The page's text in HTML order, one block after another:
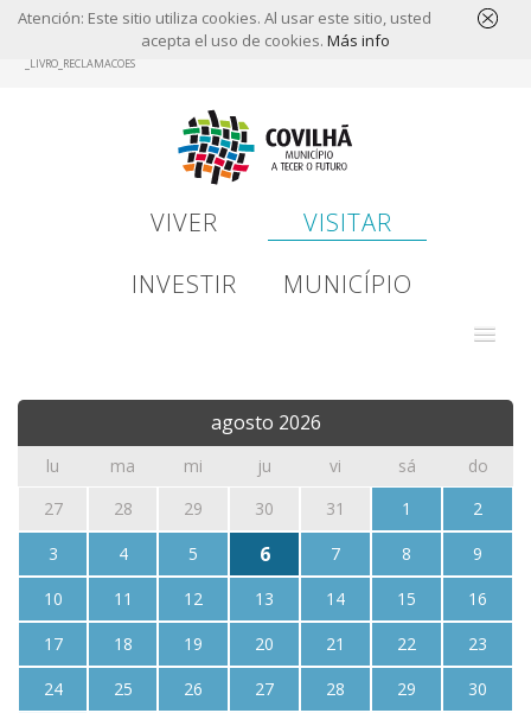
Atención: Este sitio utiliza cookies. Al usar este sitio, usted
acepta el uso de cookies. Más info
_LIVRO_RECLAMACOES
VIVER
VISITAR
INVESTIR
MUNICÍPIO
agosto 2026
lu ma mi ju vi sá
do
27
28 29 30 31 1
2
3
4 5 6 7 8
9
10
11 12 13 14 15
16
17
18 19 20 21 22
23
24
25 26 27 28 29
30